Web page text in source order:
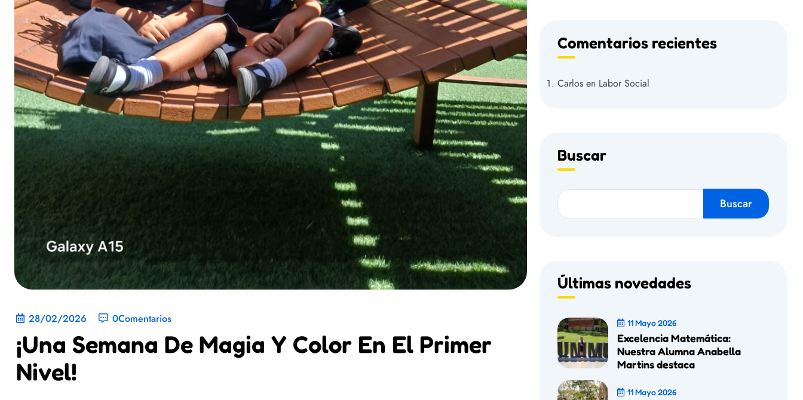
28/02/2026 0Comentarios
¡Una Semana De Magia Y Color En El Primer
Nivel!
Comentarios recientes
Carlos en Labor Social
Buscar
Buscar
Últimas novedades
11 Mayo 2026
Excelencia Matemática:
Nuestra Alumna Anabella
Martins destaca
11 Mayo 2026